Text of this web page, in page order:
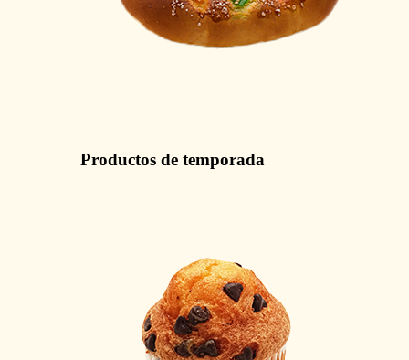
Productos de temporada